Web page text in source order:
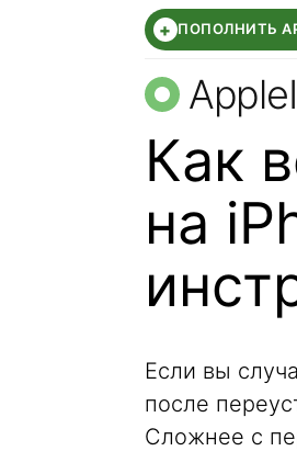
+ ПОПОЛНИТЬ
Как
на
Если вы
после
Сложнее с